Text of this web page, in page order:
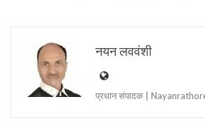
नयन लववंशी
प्रधान संपादक |